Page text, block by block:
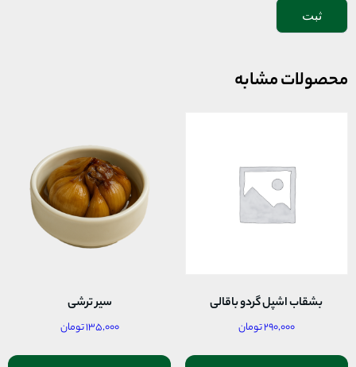
محصولات مشابه
بشقاب اشپل گردو باقالی
۲۹۰,۰۰۰تومان
سیر ترشی
۱۳۵,۰۰۰تومان